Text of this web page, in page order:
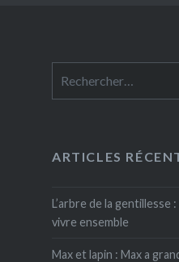
ARTICLES
L’arbre de la gentillesse
vivre ensemble
Max et lapin : Max a